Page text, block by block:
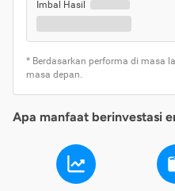
Imbal Hasil
* Berdasarkan performa di masa
masa depan.
Apa manfaat berinvestasi